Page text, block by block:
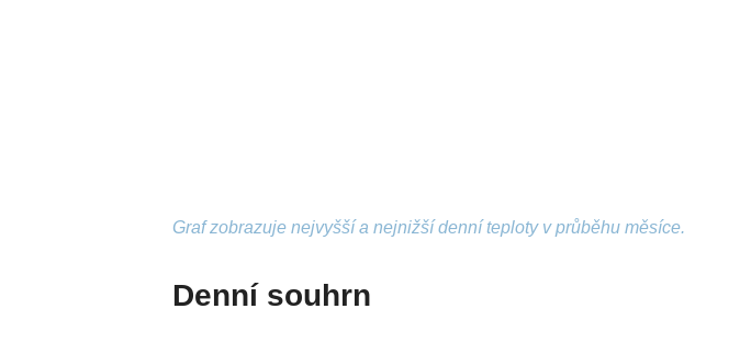
Graf zobrazuje nejvyšší a nejnižší denní teploty v průběhu měsíce.
Denní souhrn